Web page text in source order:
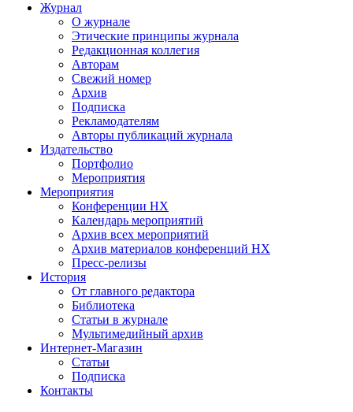
Журнал
О журнале
Этические принципы журнала
Редакционная коллегия
Авторам
Свежий номер
Архив
Подписка
Рекламодателям
Авторы публикаций журнала
Издательство
Портфолио
Мероприятия
Мероприятия
Конференции НХ
Календарь мероприятий
Архив всех мероприятий
Архив материалов конференций НХ
Пресс-релизы
История
От главного редактора
Библиотека
Статьи в журнале
Мультимедийный архив
Интернет-Магазин
Статьи
Подписка
Контакты